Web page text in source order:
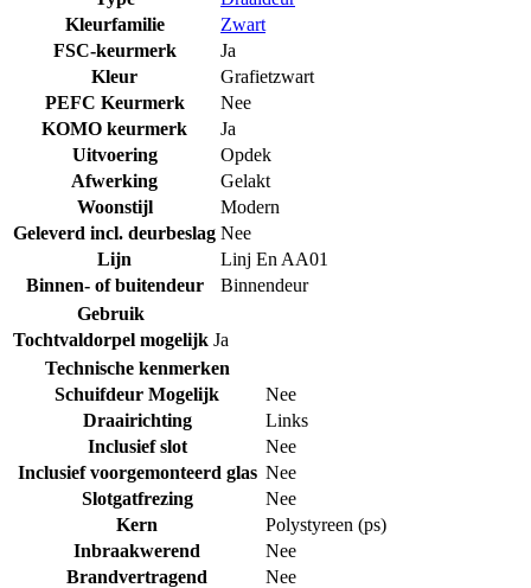
Kleurfamilie
Zwart
FSC-keurmerk
Ja
Kleur
Grafietzwart
PEFC Keurmerk
Nee
KOMO keurmerk
Ja
Uitvoering
Opdek
Afwerking
Gelakt
Woonstijl
Modern
Geleverd incl. deurbeslag Nee
Lijn
Linj En AA01
Binnen- of buitendeur
Binnendeur
Gebruik
Tochtvaldorpel mogelijk Ja
Technische kenmerken
Schuifdeur Mogelijk
Nee
Draairichting
Links
Inclusief slot
Nee
Inclusief voorgemonteerd glas Nee
Slotgatfrezing
Nee
Kern
Polystyreen (ps)
Inbraakwerend
Nee
Brandvertragend
Nee